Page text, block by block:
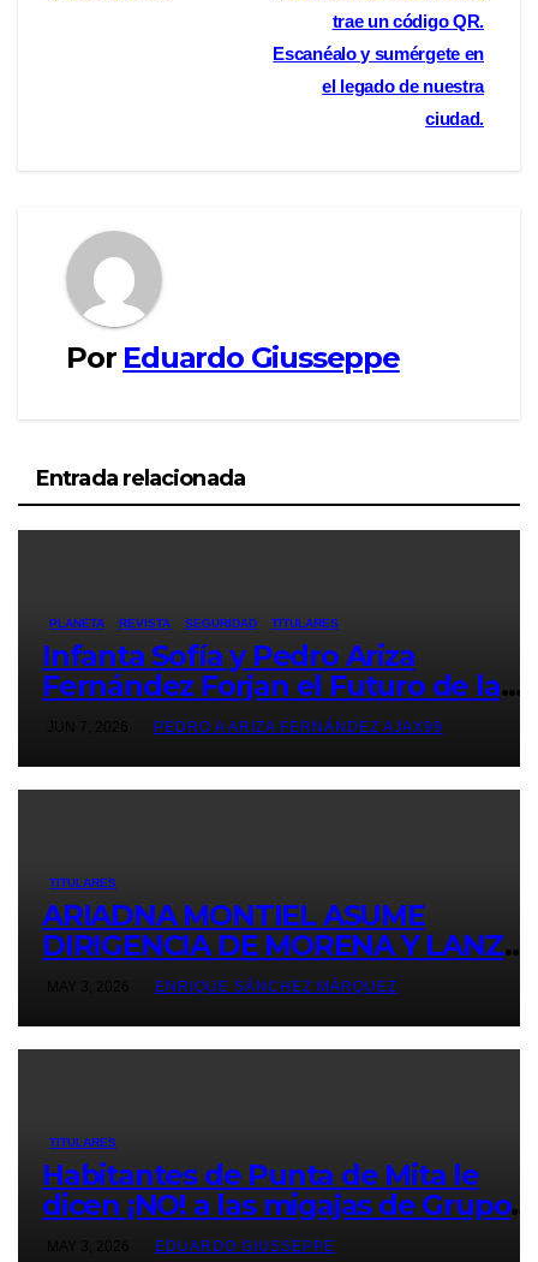
trae un código QR.
Escanéalo y sumérgete en
el legado de nuestra
ciudad.
Por Eduardo Giusseppe
Entrada relacionada
PLANETA REVISTA SEGURIDAD TITULARES
Infanta Sofía y Pedro Ariza
Fernández Forjan el Futuro de la
Soberanía RealPEDRO A ARIZA FERNÁNDEZ AJAX99
TITULARES
ARIADNA MONTIEL ASUME
DIRIGENCIA DE MORENA Y LANZA
ULTIMÁTUM RUMBO AL 2027
ENRIQUE SÁNCHEZ MÁRQUEZ
TITULARES
Habitantes de Punta de Mita le
dicen ¡NO! a las migajas de Grupo
DINE. La empresa construye un
EDUARDO GIUSSEPPE